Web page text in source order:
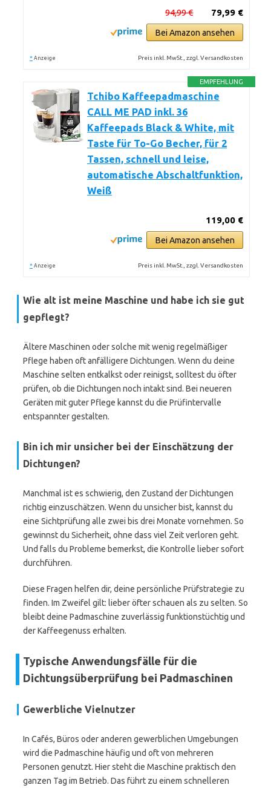
79,99 €
94,99 €
Bei Amazon ansehen
* Anzeige Preis inkl. MwSt., zzgl. Versandkosten
EMPFEHLUNG
Tchibo Kaffeepadmaschine
CALL ME PAD inkl. 36
Kaffeepads Black & White, mit
Taste für To-Go Becher, für 2
Tassen, schnell und leise,
automatische Abschaltfunktion,
Weiß
119,00 €
Bei Amazon ansehen
* Anzeige Preis inkl. MwSt., zzgl. Versandkosten
Wie alt ist meine Maschine und habe ich sie gut
gepflegt?
Ältere Maschinen oder solche mit wenig regelmäßiger
Pflege haben oft anfälligere Dichtungen. Wenn du deine
Maschine selten entkalkst oder reinigst, solltest du öfter
prüfen, ob die Dichtungen noch intakt sind. Bei neueren
Geräten mit guter Pflege kannst du die Prüfintervalle
entspannter gestalten.
Bin ich mir unsicher bei der Einschätzung der
Dichtungen?
Manchmal ist es schwierig, den Zustand der Dichtungen
richtig einzuschätzen. Wenn du unsicher bist, kannst du
eine Sichtprüfung alle zwei bis drei Monate vornehmen. So
gewinnst du Sicherheit, ohne dass viel Zeit verloren geht.
Und falls du Probleme bemerkst, die Kontrolle lieber sofort
durchführen.
Diese Fragen helfen dir, deine persönliche Prüfstrategie zu
finden. Im Zweifel gilt: lieber öfter schauen als zu selten. So
bleibt deine Padmaschine zuverlässig funktionstüchtig und
der Kaffeegenuss erhalten.
Typische Anwendungsfälle für die
Dichtungsüberprüfung bei Padmaschinen
Gewerbliche Vielnutzer
In Cafés, Büros oder anderen gewerblichen Umgebungen
wird die Padmaschine häufig und oft von mehreren
Personen genutzt. Hier steht die Maschine praktisch den
ganzen Tag im Betrieb. Das führt zu einem schnelleren